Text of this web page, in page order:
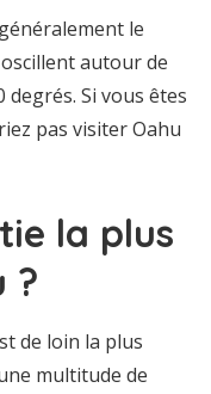
le
autour de
Si vous êtes
pas visiter Oahu
la plus
?
de loin la plus
multitude de